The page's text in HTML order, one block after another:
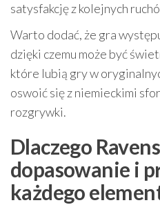
satysfakcję z kolejnych
Warto dodać, że gra
dzięki czemu może być
które lubią gry w
oswoić się z niemieckimi
rozgrywki.
Dlaczego
dopasowanie i
każdego